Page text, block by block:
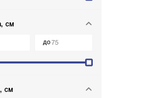
см
до
см